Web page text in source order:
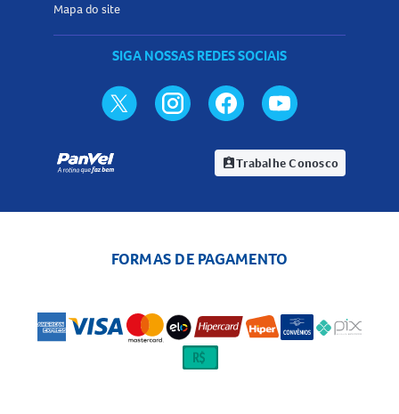
Mapa do site
SIGA NOSSAS REDES SOCIAIS
assignment_indTrabalhe Conosco
FORMAS DE PAGAMENTO